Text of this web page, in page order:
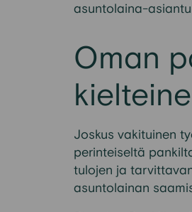
asuntolaina-
Oman
Joskus vakituinen
perinteiseltä
tulojen ja
asuntolainan